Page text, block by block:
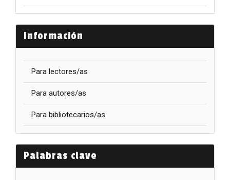
Información
Para lectores/as
Para autores/as
Para bibliotecarios/as
Palabras clave